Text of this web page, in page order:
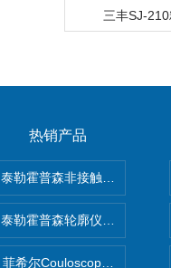
三丰SJ-
热销产品
泰勒霍普森非接触式轮廓仪
泰勒霍普森轮廓仪|TAYLOR
菲希尔Couloscope CMS2电